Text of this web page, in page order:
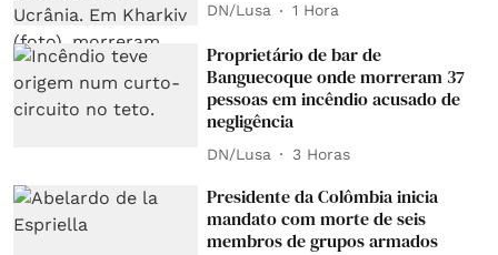
DN/Lusa 1 Hora
Proprietário de bar de
Banguecoque onde morreram 37
pessoas em incêndio acusado de
negligência
DN/Lusa 3 Horas
Presidente da Colômbia inicia
mandato com morte de seis
membros de grupos armados